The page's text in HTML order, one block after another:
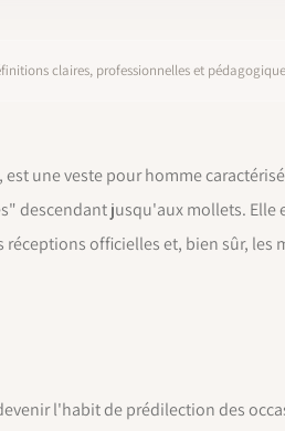
claires, professionnelles et
une veste pour homme
descendant jusqu'aux mollets. Elle
officielles et, bien sûr, les
l'habit de prédilection des